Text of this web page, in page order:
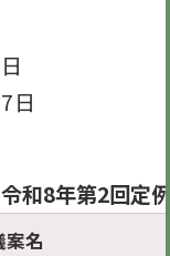
令和8年第2回定
案名